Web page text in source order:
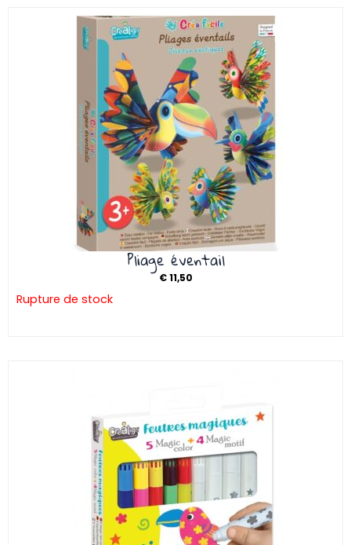
Pliage éventail
€11,50
Rupture de stock